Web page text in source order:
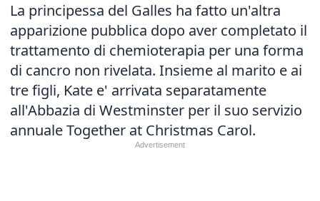
La principessa del Galles ha fatto un'altra
apparizione pubblica dopo aver completato il
trattamento di chemioterapia per una forma
di cancro non rivelata. Insieme al marito e ai
tre figli, Kate e' arrivata separatamente
all'Abbazia di Westminster per il suo servizio
annuale Together at Christmas Carol.